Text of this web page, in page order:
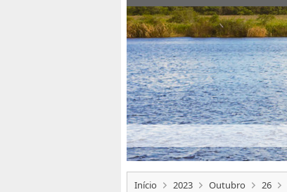
Início 2023 Outubro 26